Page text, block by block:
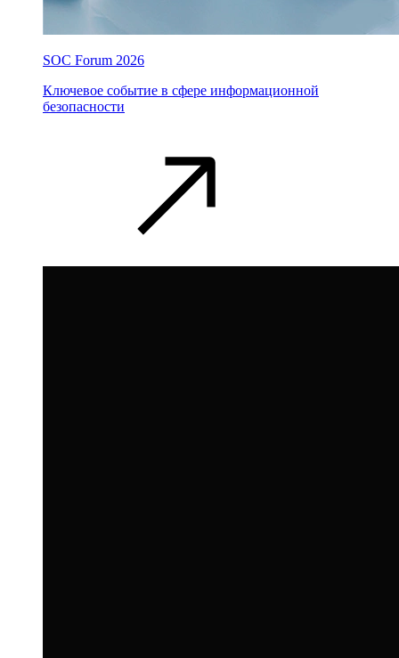
SOC Forum 2026
Ключевое событие в сфере информационной
безопасности